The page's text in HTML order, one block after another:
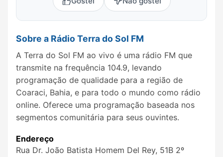
Sobre a Rádio Terra do Sol FM
A Terra do Sol FM ao vivo é uma rádio FM que
transmite na frequência 104.9, levando
programação de qualidade para a região de
Coaraci, Bahia, e para todo o mundo como rádio
online. Oferece uma programação baseada nos
segmentos comunitária para seus ouvintes.
Endereço
Rua Dr. João Batista Homem Del Rey, 51B 2º